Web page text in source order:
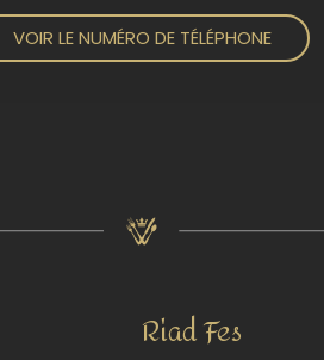
VOIR LE NUMÉRO DE TÉLÉPHONE
Riad Fes